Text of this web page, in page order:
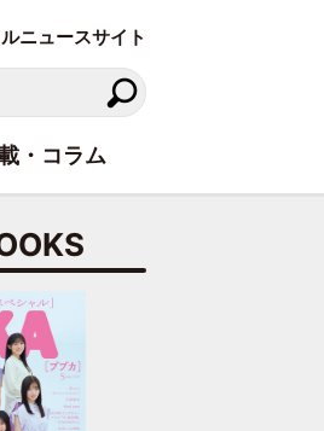
ニュースサイト
・コラム